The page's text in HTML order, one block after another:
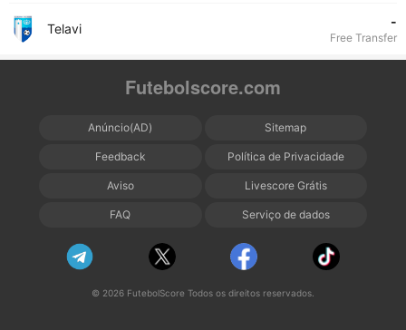
Telavi -
Free Transfer
Futebolscore.com
Anúncio(AD) Sitemap
Feedback Política de Privacidade
Aviso Livescore Grátis
FAQ Serviço de dados
© 2026 FutebolScore Todos os direitos reservados.